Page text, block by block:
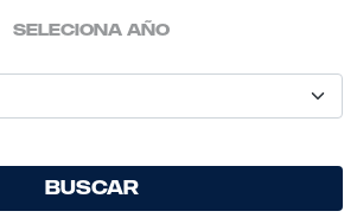
seleciona año
Buscar